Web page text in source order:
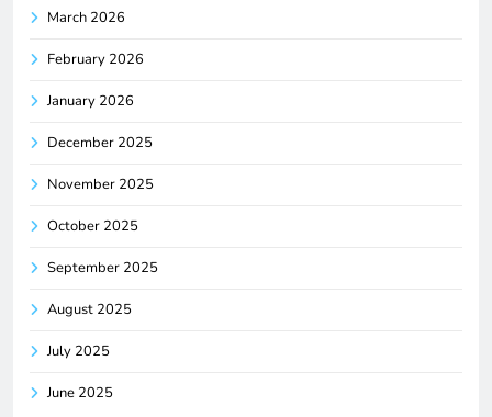
March 2026
February 2026
January 2026
December 2025
November 2025
October 2025
September 2025
August 2025
July 2025
June 2025